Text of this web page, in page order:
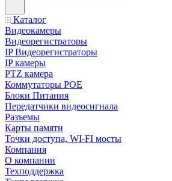
Каталог
Видеокамеры
Видеорегистраторы
IP Видеорегистраторы
IP камеры
PTZ камера
Коммутаторы POE
Блоки Питания
Передатчики видеосигнала
Разъемы
Карты памяти
Точки доступа, WI-FI мосты
Компания
О компании
Техподдержка